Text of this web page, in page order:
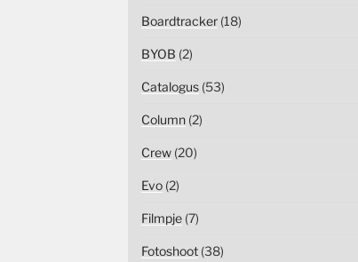
Boardtracker(18)
BYOB (2)
Catalogus(53)
Column(2)
Crew(20)
Evo(2)
Filmpje(7)
Fotoshoot(38)